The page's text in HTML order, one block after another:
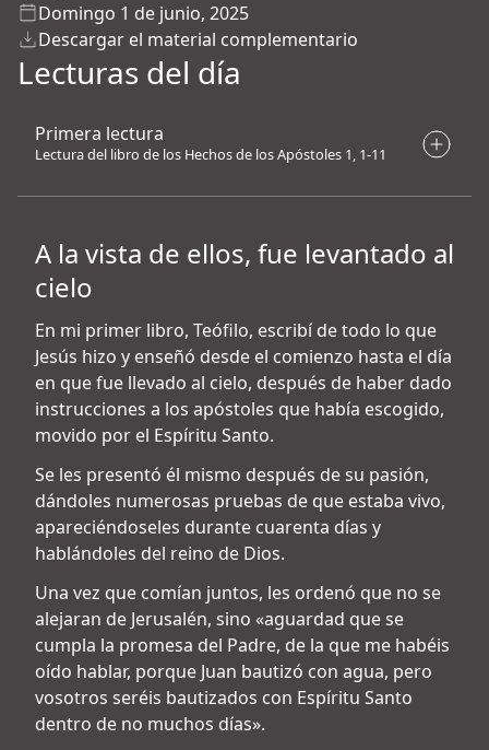
Domingo 1 de junio, 2025
Descargar el material complementario
Lecturas del día
Primera lectura
Lectura del libro de los Hechos de los Apóstoles 1, 1-11
A la vista de ellos, fue levantado al
cielo
En mi primer libro, Teófilo, escribí de todo lo que
Jesús hizo y enseñó desde el comienzo hasta el día
en que fue llevado al cielo, después de haber dado
instrucciones a los apóstoles que había escogido,
movido por el Espíritu Santo.
Se les presentó él mismo después de su pasión,
dándoles numerosas pruebas de que estaba vivo,
apareciéndoseles durante cuarenta días y
hablándoles del reino de Dios.
Una vez que comían juntos, les ordenó que no se
alejaran de Jerusalén, sino «aguardad que se
cumpla la promesa del Padre, de la que me habéis
oído hablar, porque Juan bautizó con agua, pero
vosotros seréis bautizados con Espíritu Santo
dentro de no muchos días».